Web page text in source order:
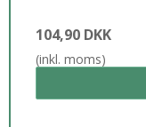
104,90 DKK
(inkl. moms)